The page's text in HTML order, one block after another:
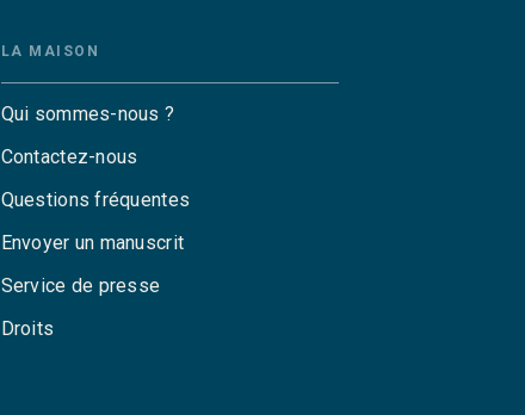
LA MAISON
Qui sommes-nous ?
Contactez-nous
Questions fréquentes
Envoyer un manuscrit
Service de presse
Droits